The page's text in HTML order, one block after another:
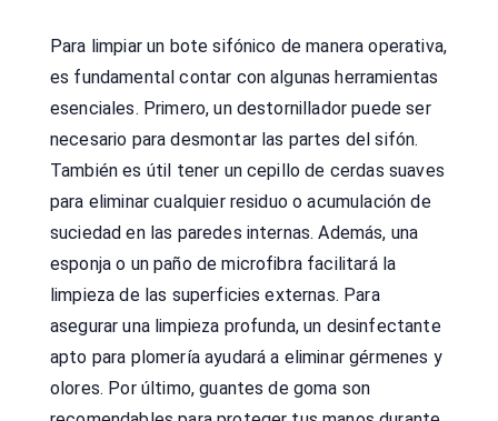
Para limpiar un bote sifónico de manera operativa,
es fundamental contar con algunas herramientas
esenciales. Primero, un destornillador puede ser
necesario para desmontar las partes del sifón.
También es útil tener un cepillo de cerdas suaves
para eliminar cualquier residuo o acumulación de
suciedad en las paredes internas. Además, una
esponja o un paño de microfibra facilitará la
limpieza de las superficies externas. Para
asegurar una limpieza profunda, un desinfectante
apto para plomería ayudará a eliminar gérmenes y
olores. Por último, guantes de goma son